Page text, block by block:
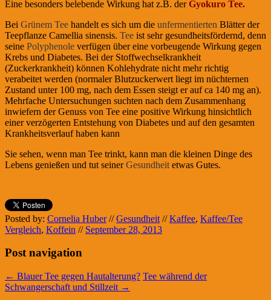
Eine besonders belebende Wirkung hat z.B. derGyokuro Tee.
Bei Grünem Tee handelt es sich um die unfermentierten Blätter der
Teepflanze Camellia sinensis. Tee ist sehr gesundheitsfördernd, denn
seine Polyphenole verfügen über eine vorbeugende Wirkung gegen
Krebs und Diabetes. Bei der Stoffwechselkrankheit
(Zuckerkrankheit) können Kohlehydrate nicht mehr richtig
verabeitet werden (normaler Blutzuckerwert liegt im nüchternen
Zustand unter 100 mg, nach dem Essen steigt er auf ca 140 mg an).
Mehrfache Untersuchungen suchten nach dem Zusammenhang
inwiefern der Genuss von Tee eine positive Wirkung hinsichtlich
einer verzögerten Entstehung von Diabetes und auf den gesamten
Krankheitsverlauf haben kann
Sie sehen, wenn man Tee trinkt, kann man die kleinen Dinge des
Lebens genießen und tut seinerGesundheit etwas Gutes.
Posted by: Cornelia Huber // Gesundheit // Kaffee, Kaffee/Tee
Vergleich, Koffein // September 28, 2013
Post navigation
← Blauer Tee gegen Hautalterung? Tee während der
Schwangerschaft und Stillzeit →